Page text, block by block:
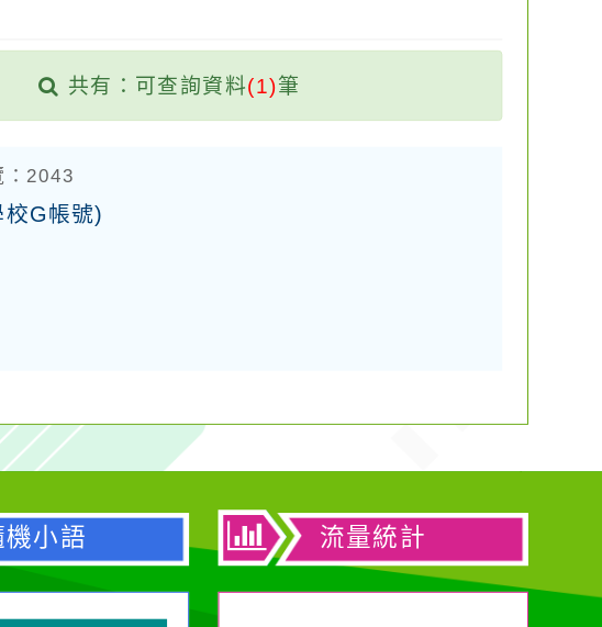
共有：可查詢資料(1)筆
：2043
G帳號)
機小語 流量統計